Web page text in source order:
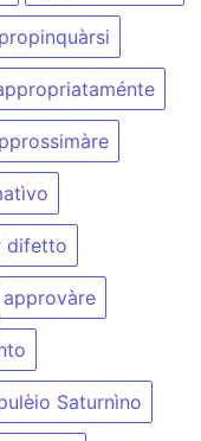
difetto
approvàre
Saturnìno